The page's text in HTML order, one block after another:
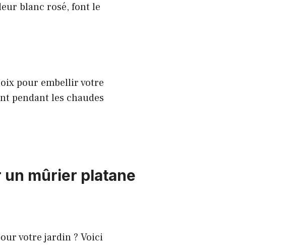
blanc rosé, font le
pour embellir votre
pendant les chaudes
un mûrier platane
votre jardin ? Voici